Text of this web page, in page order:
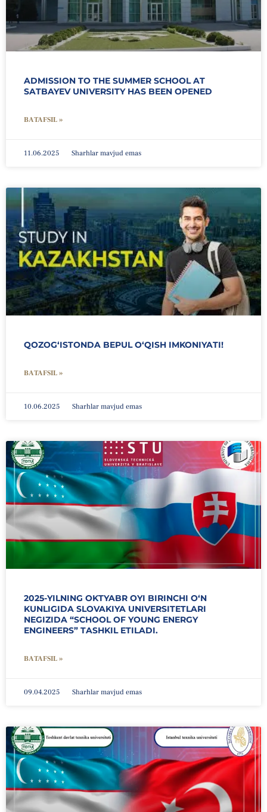
ADMISSION TO THE SUMMER SCHOOL AT
SATBAYEV UNIVERSITY HAS BEEN OPENED
BATAFSIL »
11.06.2025 Sharhlar mavjud emas
QOZOGʻISTONDA BEPUL OʻQISH IMKONIYATI!
BATAFSIL »
10.06.2025 Sharhlar mavjud emas
2025-YILNING OKTYABR OYI BIRINCHI O‘N
KUNLIGIDA SLOVAKIYA UNIVERSITETLARI
NEGIZIDA “SCHOOL OF YOUNG ENERGY
ENGINEERS” TASHKIL ETILADI.
BATAFSIL »
09.04.2025 Sharhlar mavjud emas